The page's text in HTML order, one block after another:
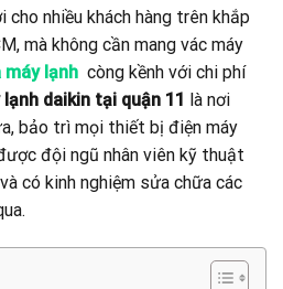
nhiều khách hàng trên khắp
mà không cần mang vác máy
máy lạnh còng kềnh với chi phí
daikin tại quận 11 là nơi
bảo trì mọi thiết bị điện máy
đội ngũ nhân viên kỹ thuật
có kinh nghiệm sửa chữa các